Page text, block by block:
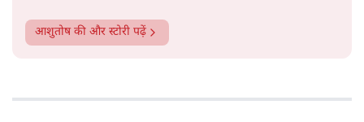
आशुतोषकी और स्टोरी पढ़ें